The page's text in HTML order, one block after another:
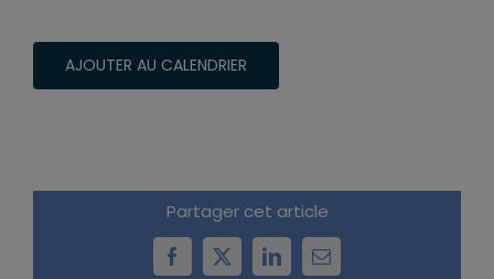
AJOUTER AU CALENDRIER
Partager cet article
Facebook
X LinkedInEmail